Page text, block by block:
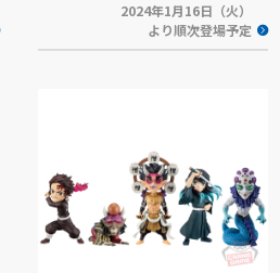
2024年1月16日（火）
より順次登場予定